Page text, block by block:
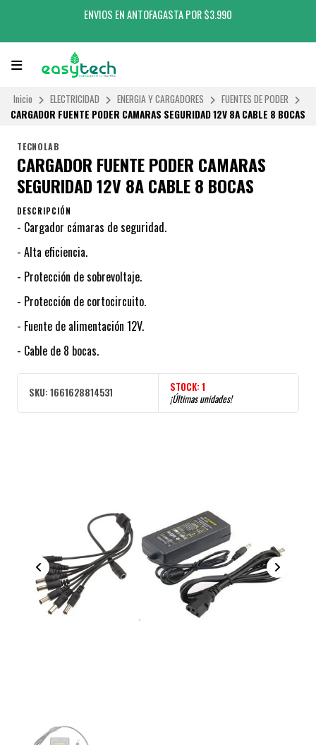
ENVIOS EN ANTOFAGASTA POR $3.990
Inicio ELECTRICIDAD ENERGIA Y CARGADORES
FUENTES DE PODER
CARGADOR FUENTE PODER CAMARAS SEGURIDAD 12V 8A CABLE 8 BOCAS
TECNOLAB
CARGADOR FUENTE PODER CAMARAS
SEGURIDAD 12V 8A CABLE 8 BOCAS
DESCRIPCIÓN
- Cargador cámaras de seguridad.
- Alta eficiencia.
- Protección de sobrevoltaje.
- Protección de cortocircuito.
- Fuente de alimentación 12V.
- Cable de 8 bocas.
SKU: 1661628814531 STOCK: 1
¡Últimas unidades!